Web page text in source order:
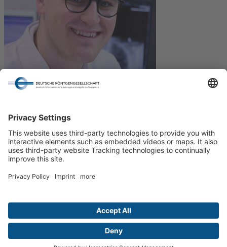
Rahmen des 103. Deutschen Röntgenkongresses. Für den Preis
konnten sich Wissenschaftlerinnen und Wissenschaftler aller
Fachbereiche bewerben. Aus allen Wettbewerbsbeiträgen wurden
über einen Review-Prozess fünf Autorinnen und Autoren
ausgewählt, die ihre Forschungsarbeit beim Deutschen
Röntgenkongress vorstellen konnten.
Seit dem Jahr 2009 ehrt die Deutsche Röntgengesellschaft alljährlich
Wissenschaftler mit dem "Young Investigator Award". Mit dem
Preis will die Fachgesellschaft die Leistungen des
wissenschaftlichen Nachwuchses in der Bildgebung herausheben
StartImpressumDatenschutzerklärung